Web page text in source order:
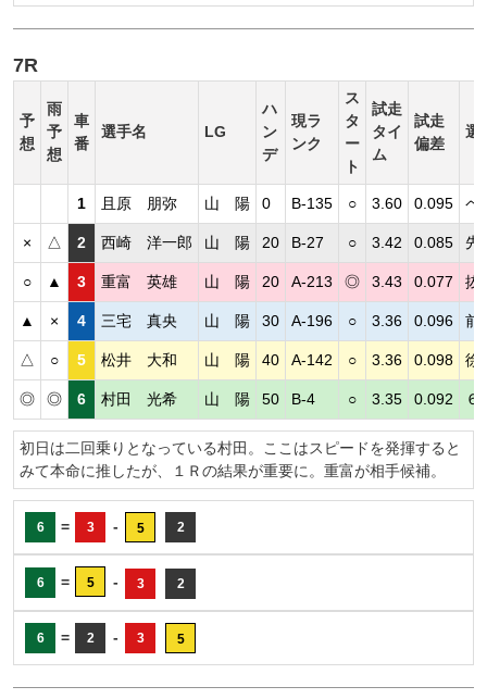
7R
予
想
雨
予
想
車
番
選手名 LG
ハ
ン
デ
現ラ
ンク
ス
タ
ー
ト
試走
タイ
ム
試走
偏差
選
1 且原 朋弥 山 陽 0 B-135 ○ 3.60 0.095 ペ
× △ 2 西崎 洋一郎 山 陽 20 B-27 ○ 3.42 0.085 先
○ ▲ 3 重富 英雄 山 陽 20 A-213 ◎ 3.43 0.077 抜
▲ × 4 三宅 真央 山 陽 30 A-196 ○ 3.36 0.096 前
△ ○ 5 松井 大和 山 陽 40 A-142 ○ 3.36 0.098 徐
◎ ◎ 6 村田 光希 山 陽 50 B-4 ○ 3.35 0.092 ６
初日は二回乗りとなっている村田。ここはスピードを発揮すると
みて本命に推したが、１Ｒの結果が重要に。重富が相手候補。
6 = 3 - 5 2
6 = 5 - 3 2
6 = 2 - 3 5